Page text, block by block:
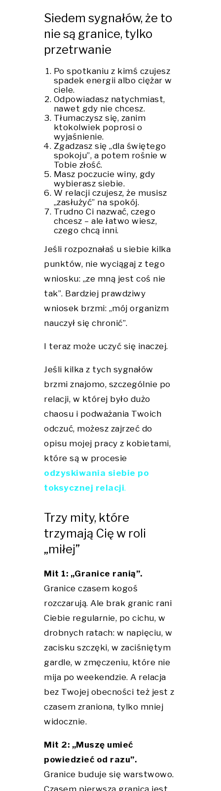
Siedem sygnałów, że to
nie są granice, tylko
przetrwanie
Po spotkaniu z kimś czujesz
spadek energii albo ciężar w
ciele.
Odpowiadasz natychmiast,
nawet gdy nie chcesz.
Tłumaczysz się, zanim
ktokolwiek poprosi o
wyjaśnienie.
Zgadzasz się „dla świętego
spokoju”, a potem rośnie w
Tobie złość.
Masz poczucie winy, gdy
wybierasz siebie.
W relacji czujesz, że musisz
„zasłużyć” na spokój.
Trudno Ci nazwać, czego
chcesz – ale łatwo wiesz,
czego chcą inni.
Jeśli rozpoznałaś u siebie kilka
punktów, nie wyciągaj z tego
wniosku: „ze mną jest coś nie
tak”. Bardziej prawdziwy
wniosek brzmi: „mój organizm
nauczył się chronić”.
I teraz może uczyć się inaczej.
Jeśli kilka z tych sygnałów
brzmi znajomo, szczególnie po
relacji, w której było dużo
chaosu i podważania Twoich
odczuć, możesz zajrzeć do
opisu mojej pracy z kobietami,
które są w procesie
odzyskiwania siebie po
toksycznej relacji.
Trzy mity, które
trzymają Cię w roli
„miłej”
Mit 1: „Granice ranią”.
Granice czasem kogoś
rozczarują. Ale brak granic rani
Ciebie regularnie, po cichu, w
drobnych ratach: w napięciu, w
zacisku szczęki, w zaciśniętym
gardle, w zmęczeniu, które nie
mija po weekendzie. A relacja
bez Twojej obecności też jest z
czasem zraniona, tylko mniej
widocznie.
Mit 2: „Muszę umieć
powiedzieć od razu”.
Granice buduje się warstwowo.
Czasem pierwszą granicą jest